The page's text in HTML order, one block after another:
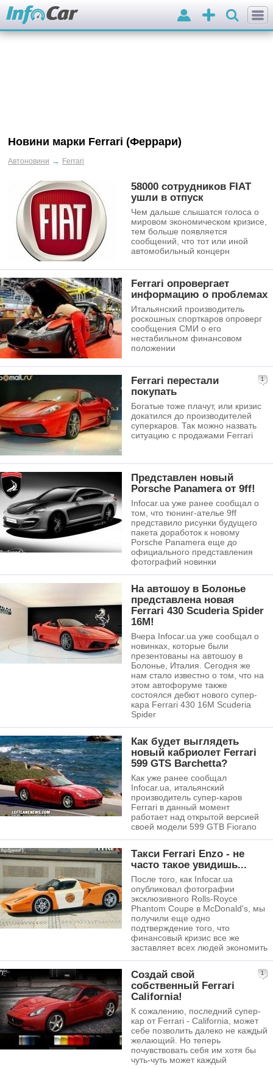
Додати
оголошення
Вхід
Новини марки Ferrari (Феррари)
Автоновини → Ferrari
58000 сотрудников FIAT
ушли в отпуск
Чем дальше слышатся голоса о
мировом экономическом кризисе,
тем больше появляется
сообщений, что тот или иной
автомобильный концерн
Ferrari опровергает
информацию о проблемах
Итальянский производитель
роскошных спорткаров опроверг
сообщения СМИ о его
нестабильном финансовом
положении
1
Ferrari перестали
покупать
Богатые тоже плачут, или кризис
докатился до производителей
суперкаров. Так можно назвать
ситуацию с продажами Ferrari
Представлен новый
Porsche Panamera от 9ff!
Infocar.ua уже ранее сообщал о
том, что тюнинг-ателье 9ff
представило рисунки будущего
пакета доработок к новому
Porsche Panamera еще до
официального представления
фотографий новинки
На автошоу в Болонье
представлена новая
Ferrari 430 Scuderia Spider
16M!
Вчера Infocar.ua уже сообщал о
новинках, которые были
презентованы на автошоу в
Болонье, Италия. Сегодня же
нам стало известно о том, что на
этом автофоруме также
состоялся дебют нового супер-
кара Ferrari 430 16M Scuderia
Spider
Как будет выглядеть
новый кабриолет Ferrari
599 GTS Barchetta?
Как уже ранее сообщал
Infocar.ua, итальянский
производитель супер-каров
Ferrari в данный момент
работает над открытой версией
своей модели 599 GTB Fiorano
Такси Ferrari Enzo - не
часто такое увидишь...
После того, как Infocar.ua
опубликовал фотографии
эксклюзивного Rolls-Royce
Phantom Coupe в McDonald's, мы
получили еще одно
подтверждение того, что
финансовый кризис все же
заставляет всех людей экономить
1
Создай свой
собственный Ferrari
California!
К сожалению, последний супер-
кар от Ferrari - California, может
себе позволить далеко не каждый
желающий. Но теперь
почувствовать себя им хотя бы
чуть-чуть может каждый